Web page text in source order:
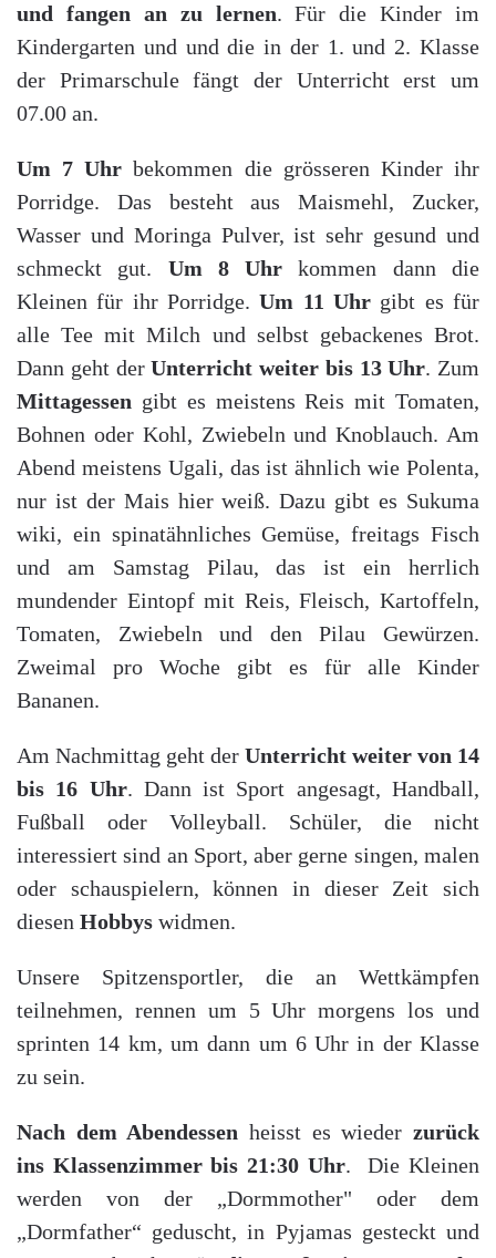
und fangen an zu lernen. Für die Kinder im
Kindergarten und und die in der 1. und 2. Klasse
der Primarschule fängt der Unterricht erst um
07.00 an.
Um 7 Uhr bekommen die grösseren Kinder ihr
Porridge. Das besteht aus Maismehl, Zucker,
Wasser und Moringa Pulver, ist sehr gesund und
schmeckt gut. Um 8 Uhr kommen dann die
Kleinen für ihr Porridge.Um 11 Uhr gibt es für
alle Tee mit Milch und selbst gebackenes Brot.
Dann geht derUnterricht weiter bis 13 Uhr. Zum
Mittagessen gibt es meistens Reis mit Tomaten,
Bohnen oder Kohl, Zwiebeln und Knoblauch. Am
Abend meistens Ugali, das ist ähnlich wie Polenta,
nur ist der Mais hier weiß. Dazu gibt es Sukuma
wiki, ein spinatähnliches Gemüse, freitags Fisch
und am Samstag Pilau, das ist ein herrlich
mundender Eintopf mit Reis, Fleisch, Kartoffeln,
Tomaten, Zwiebeln und den Pilau Gewürzen.
Zweimal pro Woche gibt es für alle Kinder
Bananen.
Am Nachmittag geht der Unterricht weiter von 14
bis 16 Uhr. Dann ist Sport angesagt, Handball,
Fußball oder Volleyball. Schüler, die nicht
interessiert sind an Sport, aber gerne singen, malen
oder schauspielern, können in dieser Zeit sich
diesen Hobbys widmen.
Unsere Spitzensportler, die an Wettkämpfen
teilnehmen, rennen um 5 Uhr morgens los und
sprinten 14 km, um dann um 6 Uhr in der Klasse
zu sein.
Nach dem Abendessen heisst es wiederzurück
ins Klassenzimmer bis 21:30 Uhr. Die Kleinen
werden von der „Dormmother" oder dem
„Dormfather“ geduscht, in Pyjamas gesteckt und